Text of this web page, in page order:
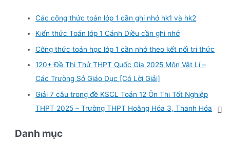
Các công thức toán lớp 1 cần ghi nhớ hk1 và hk2
Kiến thức Toán lớp 1 Cánh Diều cần ghi nhớ
Công thức toán học lớp 1 cần nhớ theo kết nối tri thức
120+ Đề Thi Thử THPT Quốc Gia 2025 Môn Vật Lí –
Các Trường Sở Giáo Dục [Có Lời Giải]
Giải 7 câu trong đề KSCL Toán 12 Ôn Thi Tốt Nghiệp
THPT 2025 – Trường THPT Hoằng Hóa 3, Thanh Hóa
Danh mục